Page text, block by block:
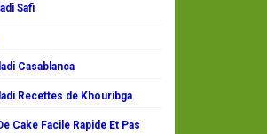
Safi
Casablanca
Recettes de Khouribga
Cake Facile Rapide Et Pas